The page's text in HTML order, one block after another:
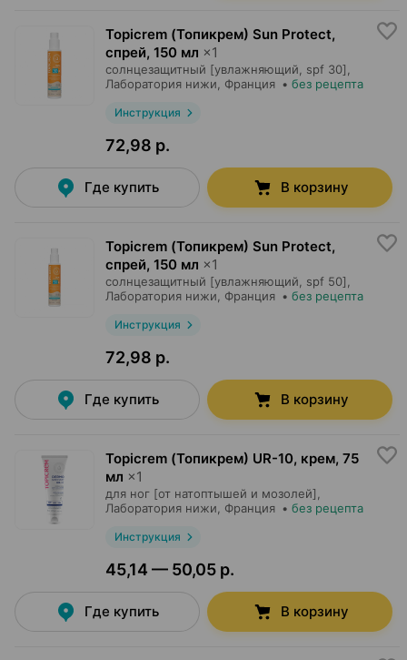
Topicrem (Топикрем) Sun Protect,
спрей, 150 мл ×1
солнцезащитный [увлажняющий, spf 30],
Лаборатория нижи , Франция • без рецепта
Инструкция
72,98 р.
Где купить В корзину
Topicrem (Топикрем) Sun Protect,
спрей, 150 мл ×1
солнцезащитный [увлажняющий, spf 50],
Лаборатория нижи , Франция • без рецепта
Инструкция
72,98 р.
Где купить В корзину
Topicrem (Топикрем) UR-10, крем, 75
мл ×1
для ног [от натоптышей и мозолей],
Лаборатория нижи , Франция • без рецепта
Инструкция
45,14 — 50,05 р.
Где купить В корзину